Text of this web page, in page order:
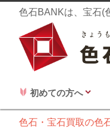
色石BANKは、宝石(
初めての方へ
色石・宝石買取の色